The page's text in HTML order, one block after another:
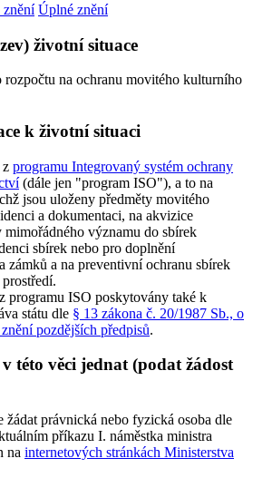
znění Úplné znění
životní situace
rozpočtu na ochranu movitého kulturního
k životní situaci
z programu Integrovaný systém ochrany
(dále jen "program ISO"), a to na
jsou uloženy předměty movitého
a dokumentaci, na akvizice
významu do sbírek
sbírek nebo pro doplnění
zámků a na preventivní ochranu sbírek
programu ISO poskytovány také k
státu dle § 13 zákona č. 20/1987 Sb., o
pozdějších předpisů.
této věci jednat (podat žádost
žádat právnická nebo fyzická osoba dle
příkazu I. náměstka ministra
na internetových stránkách Ministerstva